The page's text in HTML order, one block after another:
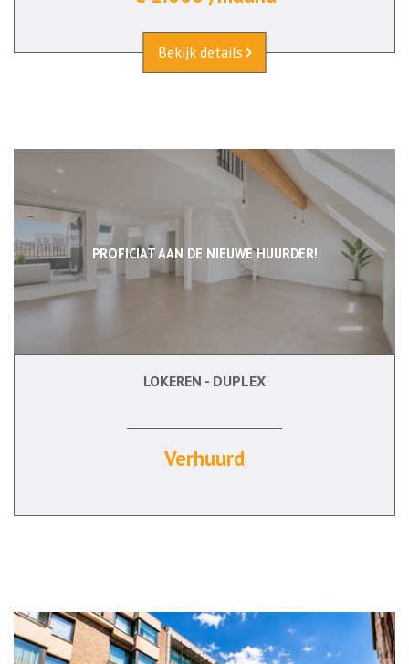
Bekijk details
PROFICIAT AAN DE NIEUWE HUURDER!
106 m² 2
LOKEREN - DUPLEX
Verhuurd